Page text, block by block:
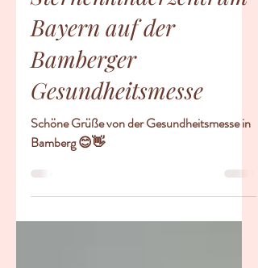
Das
Sternenkinderzentrum
Bayern auf der
Bamberger
Gesundheitsmesse
Schöne Grüße von der Gesundheitsmesse in
Bamberg 😊👋